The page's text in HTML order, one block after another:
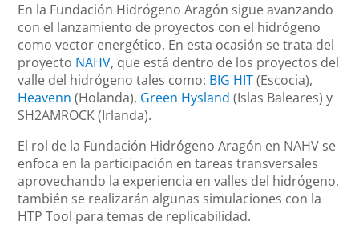
En la Fundación Hidrógeno Aragón sigue avanzando
con el lanzamiento de proyectos con el hidrógeno
como vector energético. En esta ocasión se trata del
proyecto NAHV, que está dentro de los proyectos del
valle del hidrógeno tales como: BIG HIT(Escocia),
Heavenn (Holanda), Green Hysland (Islas Baleares) y
SH2AMROCK (Irlanda).
El rol de la Fundación Hidrógeno Aragón en NAHV se
enfoca en la participación en tareas transversales
aprovechando la experiencia en valles del hidrógeno,
también se realizarán algunas simulaciones con la
HTP Tool para temas de replicabilidad.